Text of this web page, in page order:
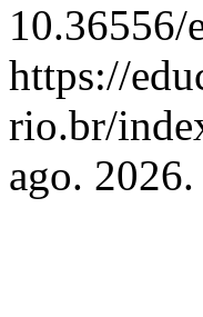
https://
rio.br/
ago. 2026.